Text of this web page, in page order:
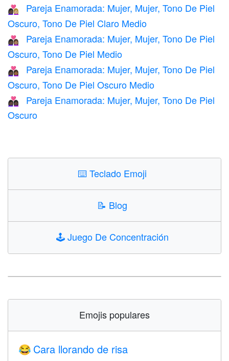
👩🏿‍❤️‍👩🏼
Pareja Enamorada: Mujer, Mujer, Tono De Piel
Oscuro, Tono De Piel Claro Medio
👩🏿‍❤️‍👩🏽
Pareja Enamorada: Mujer, Mujer, Tono De Piel
Oscuro, Tono De Piel Medio
👩🏿‍❤️‍👩🏾
Pareja Enamorada: Mujer, Mujer, Tono De Piel
Oscuro, Tono De Piel Oscuro Medio
👩🏿‍❤️‍👩🏿
Pareja Enamorada: Mujer, Mujer, Tono De Piel
Oscuro
⌨️Teclado Emoji
📝 Blog
🕹️Juego De Concentración
Emojis populares
😂 Cara llorando de risa